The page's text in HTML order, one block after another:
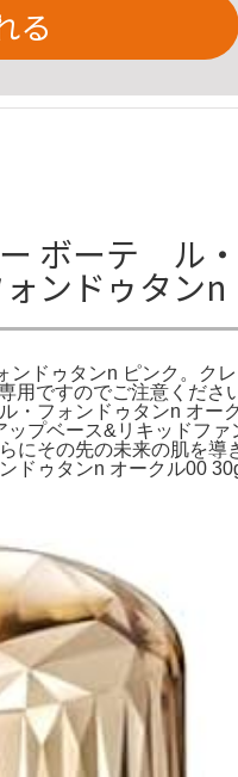
る
ボーテ ル
ンドゥタン
ドゥタンn ピンク。ク
用ですのでご注意くだ
・フォンドゥタンn オ
プベース&リキッドフ
にその先の未来の肌を
ドゥタンn オークル00